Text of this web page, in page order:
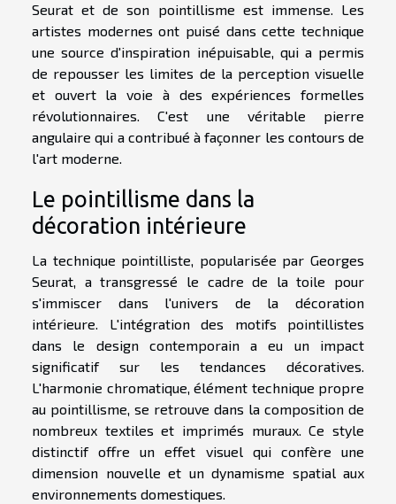
Seurat et de son pointillisme est immense. Les
artistes modernes ont puisé dans cette technique
une source d'inspiration inépuisable, qui a permis
de repousser les limites de la perception visuelle
et ouvert la voie à des expériences formelles
révolutionnaires. C'est une véritable pierre
angulaire qui a contribué à façonner les contours de
l'art moderne.
Le pointillisme dans la
décoration intérieure
La technique pointilliste, popularisée par Georges
Seurat, a transgressé le cadre de la toile pour
s'immiscer dans l'univers de la décoration
intérieure. L'intégration des motifs pointillistes
dans le design contemporain a eu un impact
significatif sur les tendances décoratives.
L'harmonie chromatique, élément technique propre
au pointillisme, se retrouve dans la composition de
nombreux textiles et imprimés muraux. Ce style
distinctif offre un effet visuel qui confère une
dimension nouvelle et un dynamisme spatial aux
environnements domestiques.